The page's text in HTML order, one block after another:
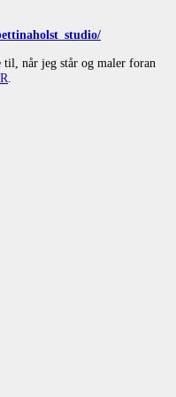
til, når jeg står og maler foran